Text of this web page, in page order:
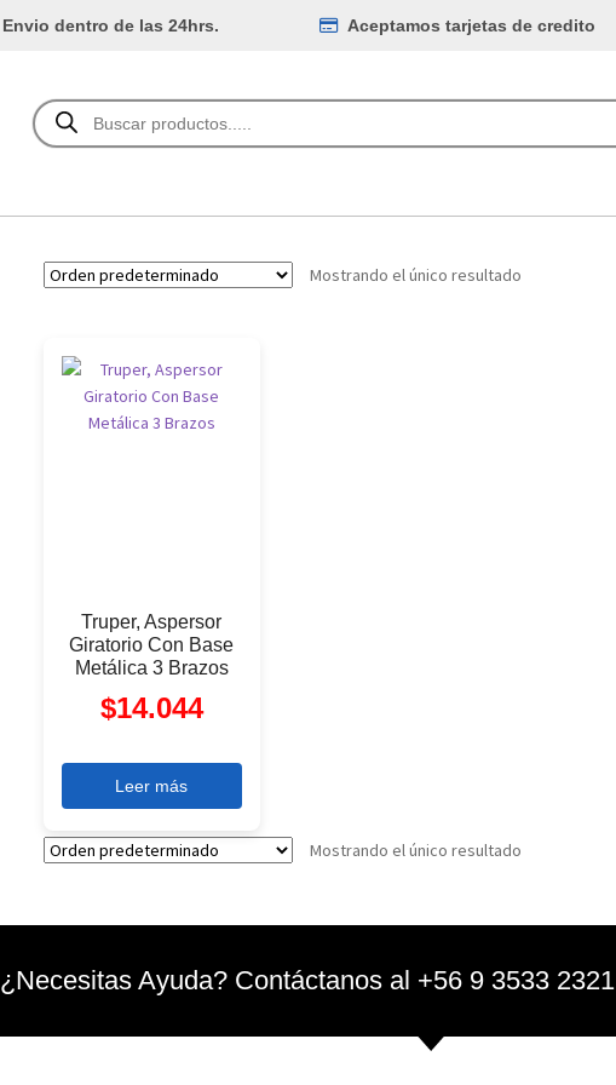
Envio dentro de las 24hrs. Aceptamos tarjetas de credito
Mostrando el único resultado
Truper, Aspersor
Giratorio Con Base
Metálica 3 Brazos
$14.044
Leer más
Mostrando el único resultado
¿Necesitas Ayuda? Contáctanos al +56 9 3533 2321